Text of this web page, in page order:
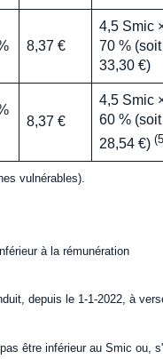
8,37 €
4,5 Smic
70 % (soit
33,30 €)
8,37 €
4,5 Smic
60 % (soit
28,54 €)
vulnérables).
à la rémunération
depuis le 1-1-2022, à
être inférieur au Smic ou,